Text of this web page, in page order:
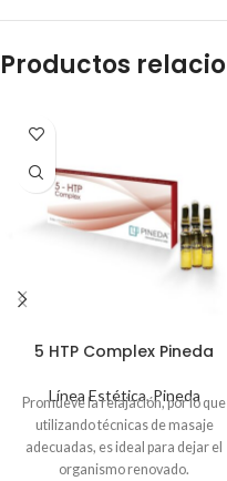
Productos
5 HTP Complex Pineda
Línea Estética,Pineda
Promueve la relajación, por lo que
utilizando técnicas de masaje
adecuadas, es ideal para dejar el
organismo renovado.